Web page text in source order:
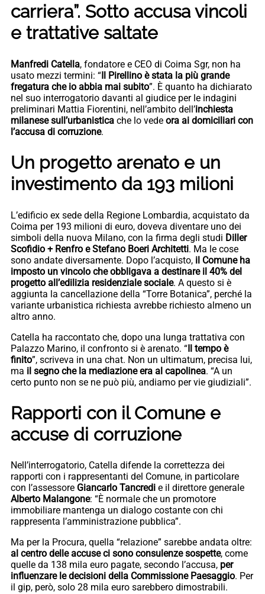
carriera”. Sotto accusa vincoli
e trattative saltate
Manfredi Catella, fondatore e CEO di Coima Sgr, non ha
usato mezzi termini: “Il Pirellino è stata la più grande
fregatura che io abbia mai subito”. È quanto ha dichiarato
nel suo interrogatorio davanti al giudice per le indagini
preliminari Mattia Fiorentini, nell’ambito dell’inchiesta
milanese sull’urbanistica che lo vede ora ai domiciliari con
l’accusa di corruzione.
Un progetto arenato e un
investimento da 193 milioni
L’edificio ex sede della Regione Lombardia, acquistato da
Coima per 193 milioni di euro, doveva diventare uno dei
simboli della nuova Milano, con la firma degli studi Diller
Scofidio + Renfro e Stefano Boeri Architetti. Ma le cose
sono andate diversamente. Dopo l’acquisto, il Comune ha
imposto un vincolo che obbligava a destinare il 40% del
progetto all’edilizia residenziale sociale. A questo si è
aggiunta la cancellazione della “Torre Botanica”, perché la
variante urbanistica richiesta avrebbe richiesto almeno un
altro anno.
Catella ha raccontato che, dopo una lunga trattativa con
Palazzo Marino, il confronto si è arenato. “Il tempo è
finito”, scriveva in una chat. Non un ultimatum, precisa lui,
ma il segno che la mediazione era al capolinea. “A un
certo punto non se ne può più, andiamo per vie giudiziali”.
Rapporti con il Comune e
accuse di corruzione
Nell’interrogatorio, Catella difende la correttezza dei
rapporti con i rappresentanti del Comune, in particolare
con l’assessore Giancarlo Tancredi e il direttore generale
Alberto Malangone: “È normale che un promotore
immobiliare mantenga un dialogo costante con chi
rappresenta l’amministrazione pubblica”.
Ma per la Procura, quella “relazione” sarebbe andata oltre:
al centro delle accuse ci sono consulenze sospette, come
quelle da 138 mila euro pagate, secondo l’accusa, per
influenzare le decisioni della Commissione Paesaggio. Per
il gip, però, solo 28 mila euro sarebbero dimostrabili.